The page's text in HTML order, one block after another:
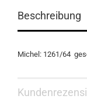
Beschreibung
Michel: 1261/64